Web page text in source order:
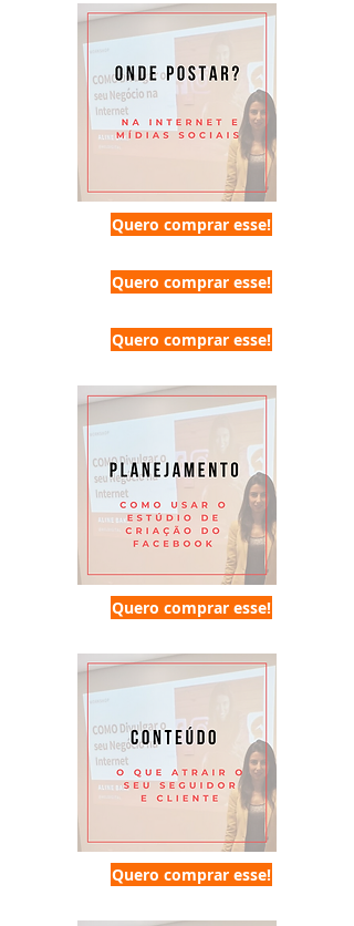
Quero comprar esse!
Quero comprar esse!
Quero comprar esse!
Quero comprar esse!
Quero comprar esse!